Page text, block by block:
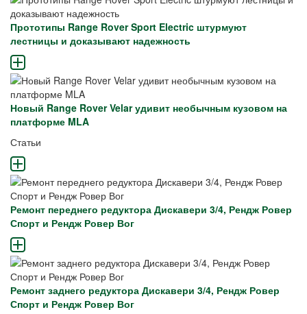
Прототипы Range Rover Sport Electric штурмуют
лестницы и доказывают надежность
Новый Range Rover Velar удивит необычным кузовом на
платформе MLA
Статьи
Ремонт переднего редуктора Дискавери 3/4, Рендж Ровер
Спорт и Рендж Ровер Вог
Ремонт заднего редуктора Дискавери 3/4, Рендж Ровер
Спорт и Рендж Ровер Вог